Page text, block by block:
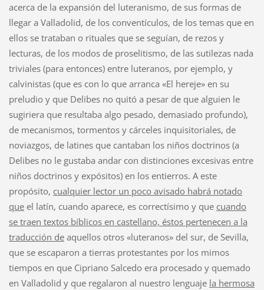
acerca de la expansión del luteranismo, de sus formas de
llegar a Valladolid, de los conventículos, de los temas que en
ellos se trataban o rituales que se seguían, de rezos y
lecturas, de los modos de proselitismo, de las sutilezas nada
triviales (para entonces) entre luteranos, por ejemplo, y
calvinistas (que es con lo que arranca «El hereje» en su
preludio y que Delibes no quitó a pesar de que alguien le
sugiriera que resultaba algo pesado, demasiado profundo),
de mecanismos, tormentos y cárceles inquisitoriales, de
noviazgos, de latines que cantaban los niños doctrinos (a
Delibes no le gustaba andar con distinciones excesivas entre
niños doctrinos y expósitos) en los entierros. A este
propósito, cualquier lector un poco avisado habrá notado
queel latín, cuando aparece, es correctísimo y que cuando
se traen textos bíblicos en castellano, éstos pertenecen a la
traducción deaquellos otros «luteranos» del sur, de Sevilla,
que se escaparon a tierras protestantes por los mimos
tiempos en que Cipriano Salcedo era procesado y quemado
en Valladolid y que regalaron al nuestro lenguaje la hermosa